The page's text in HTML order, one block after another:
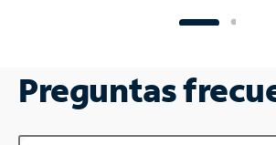
Preguntas